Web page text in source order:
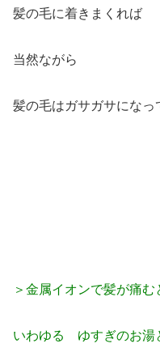
髪の毛に着きまくれば
当然ながら
髪の毛はガサガサになっ
＞金属イオンで髪が痛む
いわゆる ゆすぎのお湯